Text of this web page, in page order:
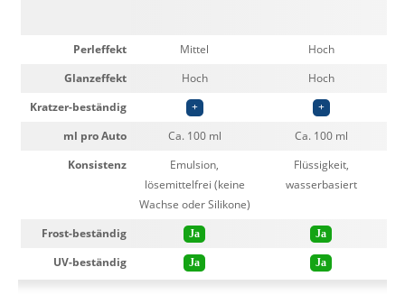
Perleffekt Mittel
Hoch
Glanzeffekt
Hoch
Hoch
Kratzer-beständig
+ +
ml pro Auto Ca. 100 ml
Ca. 100 ml
Konsistenz
Emulsion,
lösemittelfrei (keine
Wachse oder Silikone)
Flüssigkeit,
wasserbasiert
Frost-beständig Ja Ja
UV-beständig Ja Ja